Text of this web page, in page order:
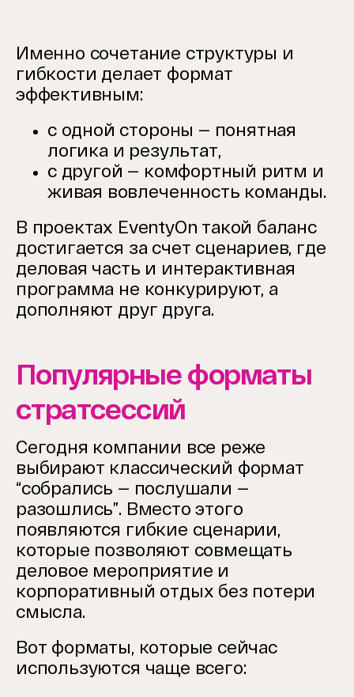
Именно сочетание структуры и
гибкости делает формат
эффективным:
с одной стороны — понятная
логика и результат,
с другой — комфортный ритм и
живая вовлеченность команды.
В проектах EventyOn такой баланс
достигается за счет сценариев, где
деловая часть и интерактивная
программа не конкурируют, а
дополняют друг друга.
Популярные форматы
стратсессий
Сегодня компании все реже
выбирают классический формат
“собрались — послушали —
разошлись”. Вместо этого
появляются гибкие сценарии,
которые позволяют совмещать
деловое мероприятие и
корпоративный отдых без потери
смысла.
Вот форматы, которые сейчас
используются чаще всего: